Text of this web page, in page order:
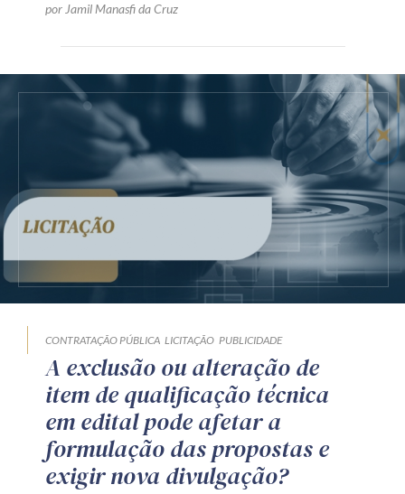
por Jamil Manasfi da Cruz
CONTRATAÇÃO PÚBLICA LICITAÇÃO PUBLICIDADE
A exclusão ou alteração de
item de qualificação técnica
em edital pode afetar a
formulação das propostas e
exigir nova divulgação?